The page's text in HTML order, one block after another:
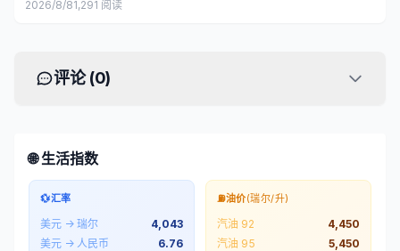
2026/8/81,291 阅读
评论 (0)
🌐 生活指数
💱汇率
美元 → 瑞尔
4,043
美元 → 人民币
6.76
⛽油价(瑞尔/升)
汽油 92
4,450
汽油 95
5,450